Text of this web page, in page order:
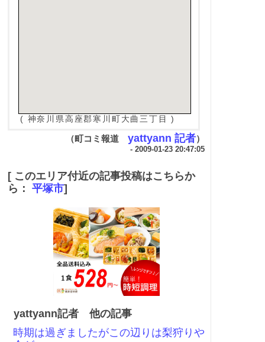
( 神奈川県高座郡寒川町大曲三丁目 )
（町コミ報道 yattyann 記者）
- 2009-01-23 20:47:05
[ このエリア付近の記事投稿はこちらか
ら： 平塚市]
yattyann記者 他の記事
時期は過ぎましたがこの辺りは梨狩りや